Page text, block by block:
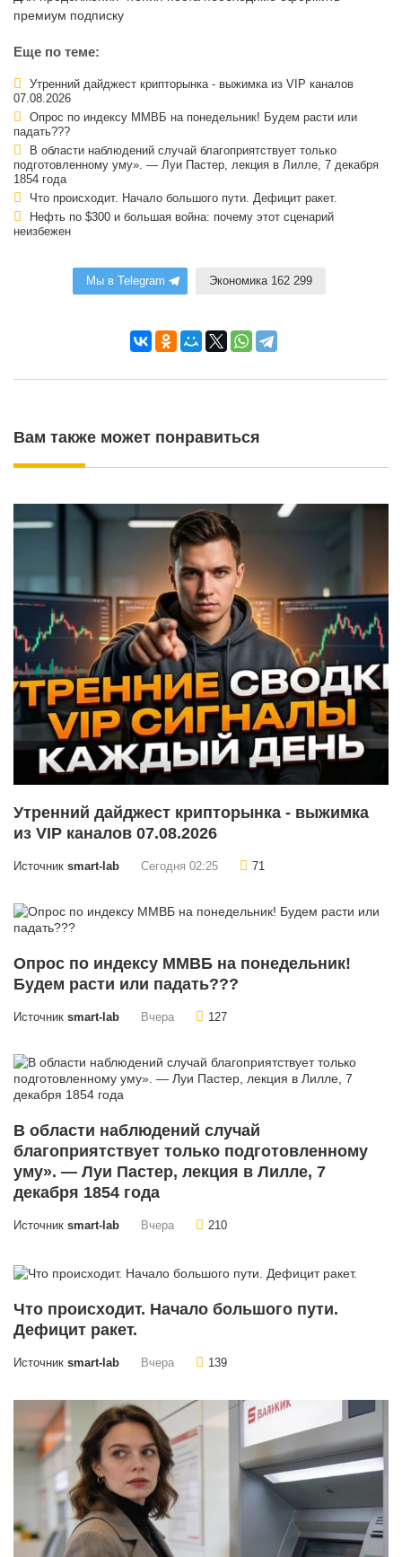
премиум подписку
Еще по теме:
Утренний дайджест крипторынка - выжимка из VIP каналов
07.08.2026
Опрос по индексу ММВБ на понедельник! Будем расти или
падать???
В области наблюдений случай благоприятствует только
подготовленному уму». — Луи Пастер, лекция в Лилле, 7 декабря
1854 года
Что происходит. Начало большого пути. Дефицит ракет.
Нефть по $300 и большая война: почему этот сценарий
неизбежен
Мы в Telegram Экономика 162 299
Вам также может понравиться
Утренний дайджест крипторынка - выжимка
из VIP каналов 07.08.2026
Источник smart-lab Сегодня 02:25 71
Опрос по индексу ММВБ на понедельник!
Будем расти или падать???
Источник smart-lab Вчера 127
В области наблюдений случай
благоприятствует только подготовленному
уму». — Луи Пастер, лекция в Лилле, 7
декабря 1854 года
Источник smart-lab Вчера 210
Что происходит. Начало большого пути.
Дефицит ракет.
Источник smart-lab Вчера 139